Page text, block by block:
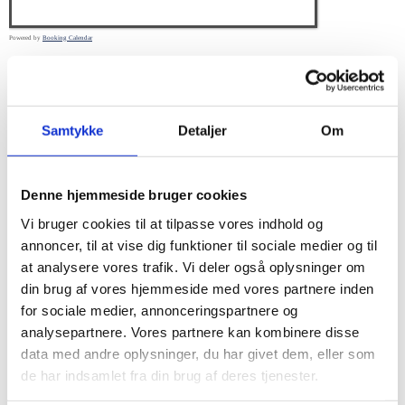
Samtykke Detaljer Om
Denne hjemmeside bruger cookies
Vi bruger cookies til at tilpasse vores indhold og
annoncer, til at vise dig funktioner til sociale medier og til
at analysere vores trafik. Vi deler også oplysninger om
din brug af vores hjemmeside med vores partnere inden
for sociale medier, annonceringspartnere og
analysepartnere. Vores partnere kan kombinere disse
data med andre oplysninger, du har givet dem, eller som
de har indsamlet fra din brug af deres tjenester.
Powered by Booking Calendar
Delvist ledig
·
- Delvist reserveret
Tidsintervaller*
Behandslingstype*
Fornavn*